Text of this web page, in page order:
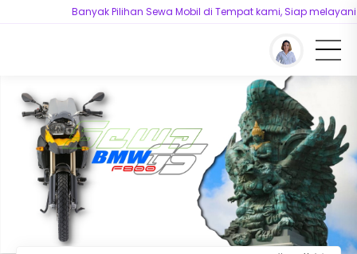
You are here :Beranda/ Model /Sewa Motor BMW F 800 GS Bali
Banyak Pilihan Sewa Mobil di Tempat kami, Siap melayani